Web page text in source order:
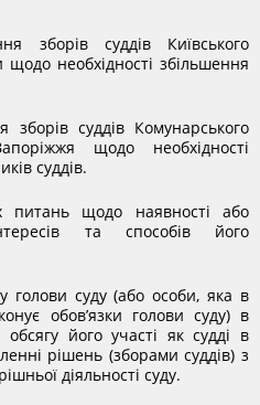
СТАНДАРТИ
НАВАНТАЖЕННЯ
зборів суддів Київського
необхідності збільшення
суддів Комунарського
щодо необхідності
суддів.
питань щодо наявності або
та способів його
голови суду (або особи, яка в
обов’язки голови суду) в
обсягу його участі як судді в
рішень (зборами суддів) з
діяльності суду.